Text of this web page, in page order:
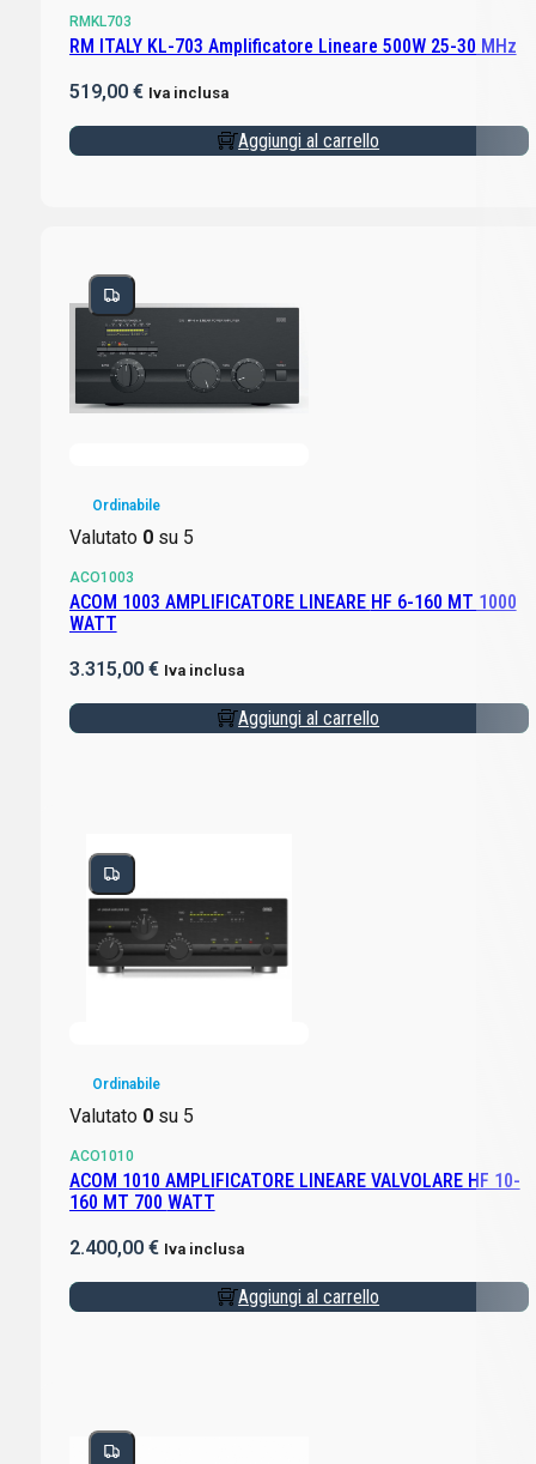
RMKL703
RM ITALY KL-703 Amplificatore Lineare 500W 25-30 MHz
519,00 € Iva inclusa
Aggiungi al carrello
Ordinabile
Valutato 0su 5
ACO1003
ACOM 1003 AMPLIFICATORE LINEARE HF 6-160 MT 1000
WATT
3.315,00 € Iva inclusa
Aggiungi al carrello
Ordinabile
Valutato 0su 5
ACO1010
ACOM 1010 AMPLIFICATORE LINEARE VALVOLARE HF 10-
160 MT 700 WATT
2.400,00 € Iva inclusa
Aggiungi al carrello